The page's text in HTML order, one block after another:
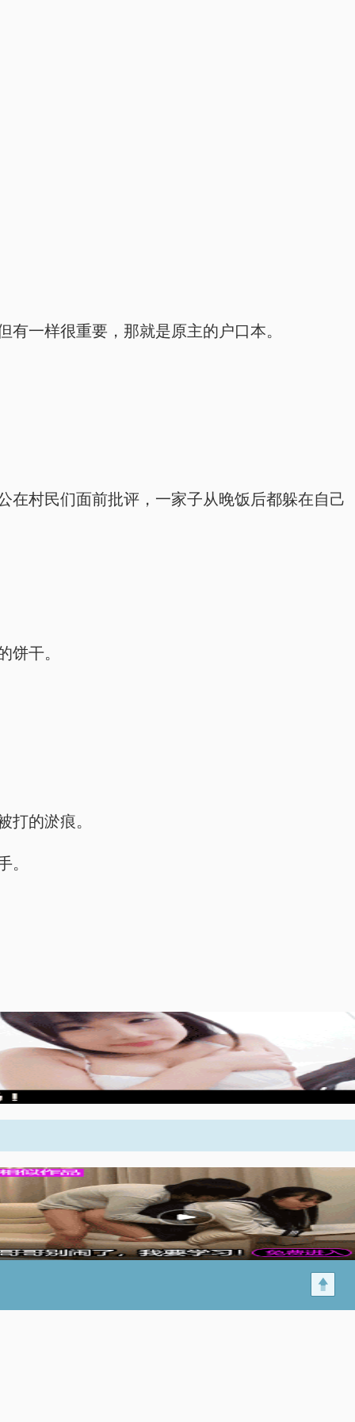
一样很重要，那就是原主的户口本。
在村民们面前批评，一家子从晚饭后都躲在自己
饼干。
打的淤痕。
。